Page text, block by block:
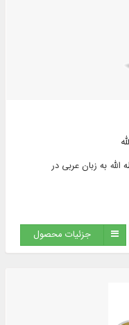
الله به زبان عربی در
جزئیات محصول